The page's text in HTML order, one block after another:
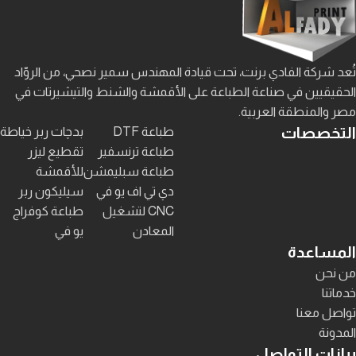
تُعد شركة الفادي برنت، تحت قيادة المهندس سمير نصحي، من الروّاد
الحقيقيين في صناعة الطباعة على الأقمشة والشنط والتيشيرتات في
مصر والمنطقة العربية.
التخصصات
طباعة DTF
طباعة ترنسفير
طباعة سبليمشن
دي تي اف يو في
CNC لتشغيل
المعادن
بدچات ربر خياطة
تقطيع ليزر
للأقمشة
سيليكون ربر
طباعة كوفراج
يو في
المساعدة
من نحن
خدماتنا
تواصل معنا
المدونة